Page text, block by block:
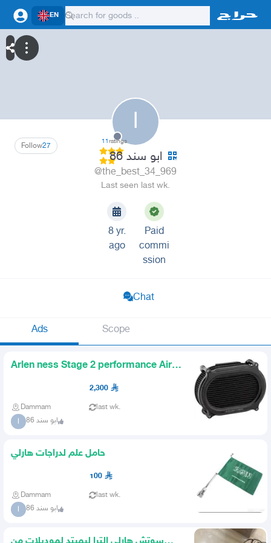
EN
ا
27
Follow 11ratings
ابو سند 86
@the_best_34_969
Last seen last wk.
8 yr.
ago
Paid
commi
ssion
Chat
Ads Scope
Arlen ness Stage 2 performance Air
2,300
Dammam last wk.
ا ابو سند 86
حامل علم لدراجات هارلي
100
Dammam last wk.
ا ابو سند 86